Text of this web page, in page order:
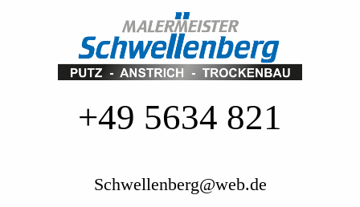
+49 5634 821
Schwellenberg@web.de